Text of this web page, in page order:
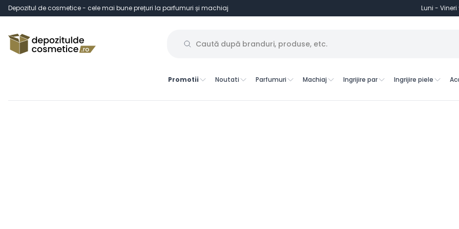
Depozitul de cosmetice - cele mai bune prețuri la parfumuri și machiaj Luni - Vineri
Promotii Noutati Parfumuri Machiaj Ingrijire par Ingrijire piele